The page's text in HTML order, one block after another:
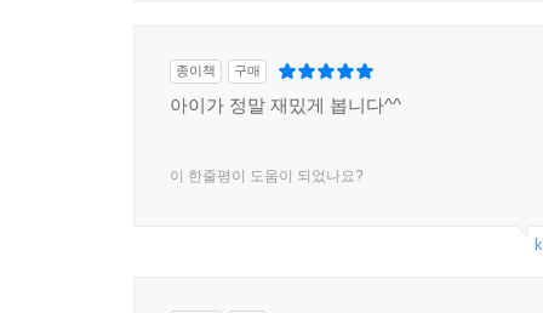
종이책 구매
아이가 정말 재밌게 봅니다^^
이 한줄평이 도움이 되었나요?